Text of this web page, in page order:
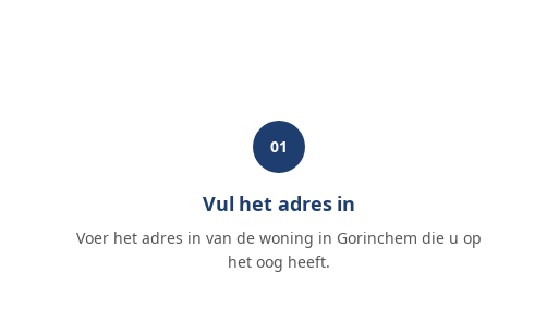
01
Vul het adres in
Voer het adres in van de woning in Gorinchem die u op
het oog heeft.